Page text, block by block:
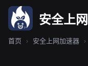
安全上
首页 › 安全上网加速器 ›